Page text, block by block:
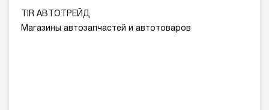
TIR АВТОТРЕЙД
Магазины автозапчастей и автотоваров